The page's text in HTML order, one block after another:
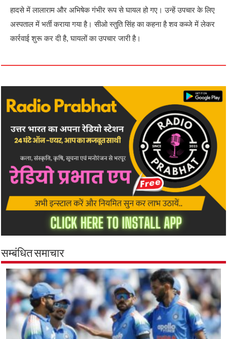
हादसे में लालाराम और अभिषेक गंभीर रूप से घायल हो गए। उन्हें उपचार के लिए
अस्पताल में भर्ती कराया गया है। सीओ स्तुति सिंह का कहना है शव कब्जे में लेकर
कार्रवाई शुरू कर दी है, घायलों का उपचार जारी है।
सम्बंधित समाचार